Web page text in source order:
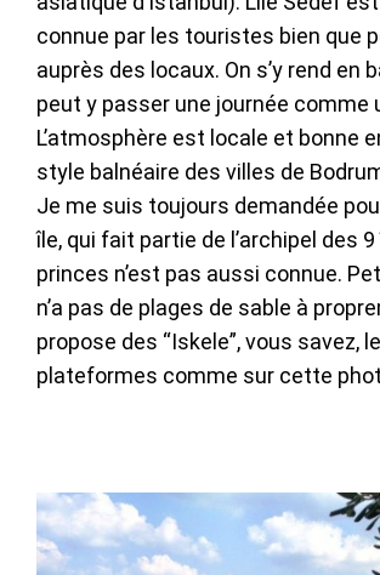
connue par les touristes bien que
auprès des locaux. On s’y rend en
peut y passer une journée comme
L’atmosphère est locale et bonne
style balnéaire des villes de
Je me suis toujours demandée
île, qui fait partie de l’archipel des
princes n’est pas aussi connue.
n’a pas de plages de sable à
propose des “Iskele”, vous savez,
plateformes comme sur cette